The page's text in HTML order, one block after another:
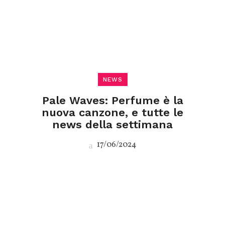
NEWS
Pale Waves: Perfume è la
nuova canzone, e tutte le
news della settimana
17/06/2024